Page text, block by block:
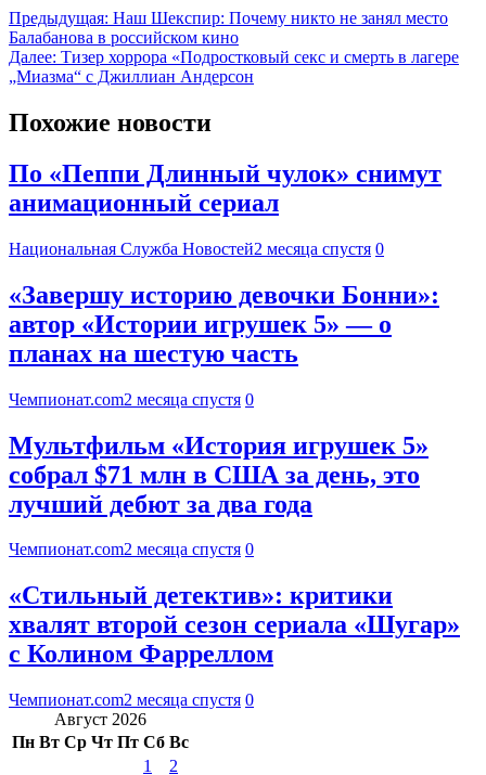
Предыдущая: Наш Шекспир: Почему никто не занял место
Балабанова в российском кино
Далее: Тизер хоррора «Подростковый секс и смерть в лагере
„Миазма“ с Джиллиан Андерсон
Похожие новости
По «Пеппи Длинный чулок» снимут
анимационный сериал
Национальная Служба Новостей2 месяца спустя 0
«Завершу историю девочки Бонни»:
автор «Истории игрушек 5» — о
планах на шестую часть
Чемпионат.com2 месяца спустя 0
Мультфильм «История игрушек 5»
собрал $71 млн в США за день, это
лучший дебют за два года
Чемпионат.com2 месяца спустя 0
«Стильный детектив»: критики
хвалят второй сезон сериала «Шугар»
с Колином Фарреллом
Чемпионат.com2 месяца спустя 0
Август 2026
Пн Вт Ср Чт Пт Сб Вс
1
2